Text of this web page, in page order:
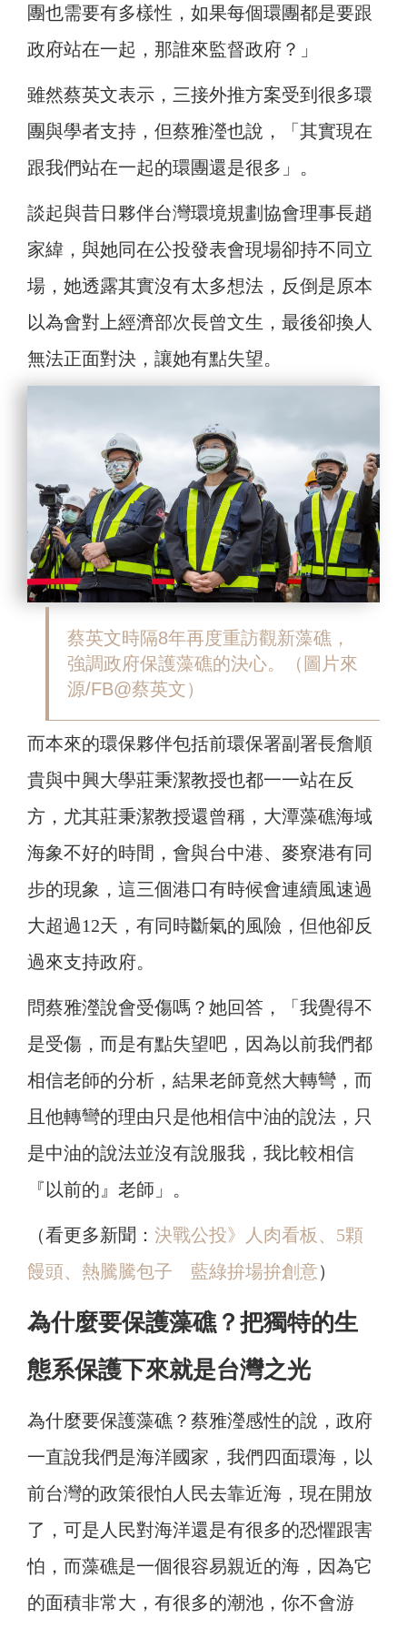
團也需要有多樣性，如果每個環團都是要跟
政府站在一起，那誰來監督政府？」
雖然蔡英文表示，三接外推方案受到很多環
團與學者支持，但蔡雅瀅也說，「其實現在
跟我們站在一起的環團還是很多」。
談起與昔日夥伴台灣環境規劃協會理事長趙
家緯，與她同在公投發表會現場卻持不同立
場，她透露其實沒有太多想法，反倒是原本
以為會對上經濟部次長曾文生，最後卻換人
無法正面對決，讓她有點失望。
蔡英文時隔8年再度重訪觀新藻礁，
強調政府保護藻礁的決心。（圖片來
源/FB@蔡英文）
而本來的環保夥伴包括前環保署副署長詹順
貴與中興大學莊秉潔教授也都一一站在反
方，尤其莊秉潔教授還曾稱，大潭藻礁海域
海象不好的時間，會與台中港、麥寮港有同
步的現象，這三個港口有時候會連續風速過
大超過12天，有同時斷氣的風險，但他卻反
過來支持政府。
問蔡雅瀅說會受傷嗎？她回答，「我覺得不
是受傷，而是有點失望吧，因為以前我們都
相信老師的分析，結果老師竟然大轉彎，而
且他轉彎的理由只是他相信中油的說法，只
是中油的說法並沒有說服我，我比較相信
『以前的』 老師」。
（看更多新聞： 決戰公投》人肉看板、5顆
饅頭、熱騰騰包子 藍綠拚場拚創意）
為什麼要保護藻礁？把獨特的生
態系保護下來就是台灣之光
為什麼要保護藻礁？蔡雅瀅感性的說，政府
一直說我們是海洋國家，我們四面環海，以
前台灣的政策很怕人民去靠近海，現在開放
了，可是人民對海洋還是有很多的恐懼跟害
怕，而藻礁是一個很容易親近的海，因為它
的面積非常大，有很多的潮池，你不會游